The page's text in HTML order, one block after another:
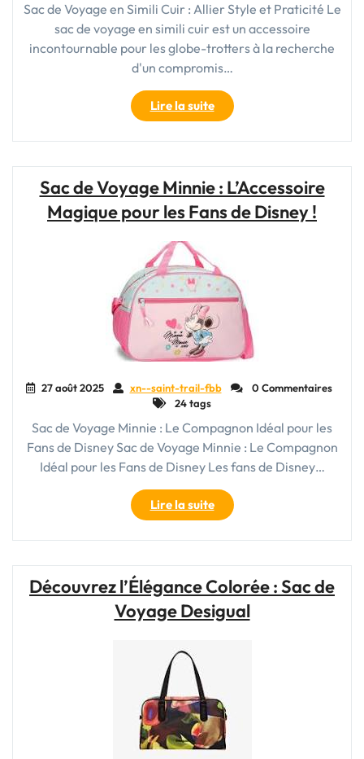
Sac de Voyage en Simili Cuir : Allier Style et Praticité Le
sac de voyage en simili cuir est un accessoire
incontournable pour les globe-trotters à la recherche
d'un compromis…
Lire la suite"Élégance
et
Praticité
Sac
de
Simili
Cuir,
l’Accessoire
Indispensable"
Sac de Voyage Minnie : L’Accessoire
Magique pour les Fans de Disney !
27 août 2025 xn--saint-trail-fbb
0 Commentaires
24 tags
Sac de Voyage Minnie : Le Compagnon Idéal pour les
Fans de Disney Sac de Voyage Minnie : Le Compagnon
Idéal pour les Fans de Disney Les fans de Disney…
Lire la suite"Sac
de
Voyage
L’Accessoire
Magique
Disney
!"
Découvrez l’Élégance Colorée : Sac de
Voyage Desigual